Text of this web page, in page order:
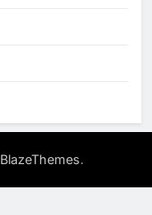
BlazeThemes.